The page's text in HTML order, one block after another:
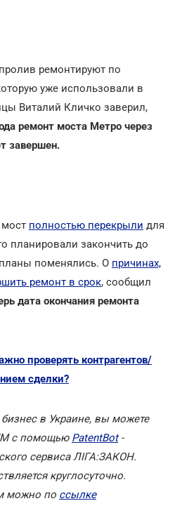
ремонтируют по
уже использовали в
Виталий Кличко заверил,
ремонт моста Метро через
завершен.
полностью перекрыли для
планировали закончить до
планы поменялись. О причинах,
ремонт в срок, сообщил
дата окончания ремонта
проверять контрагентов/
сделки?
в Украине, вы можете
с помощью PatentBot-
сервиса ЛІГА:ЗАКОН.
круглосуточно.
можно по ссылке